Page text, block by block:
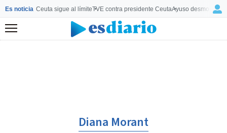
Es noticia Ceuta sigue al límiteTVE contra presidente CeutaAyuso desmonta a
Menú
Diana Morant